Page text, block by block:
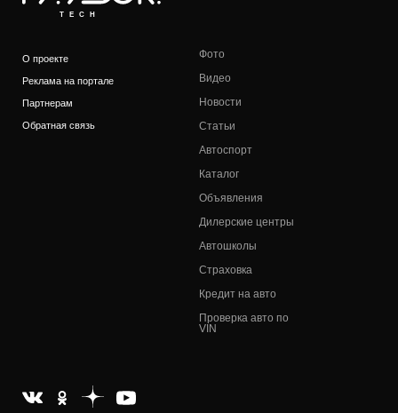
TECH
О проекте
Реклама на портале
Партнерам
Обратная связь
Фото
Видео
Новости
Статьи
Автоспорт
Каталог
Объявления
Дилерские центры
Автошколы
Страховка
Кредит на авто
Проверка авто по
VIN